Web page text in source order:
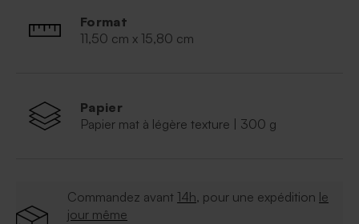
Format
11,50 cm x 15,80 cm
Papier
Papier mat à légère texture | 300 g
Commandez avant 14h, pour une expédition le
jour même